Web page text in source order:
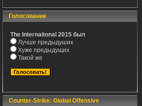
Голосование
The Internaitonal 2015 был
Лучше предыдуших
Хуже предыдущих
Такой же
Counter-Strike: Global Offensive